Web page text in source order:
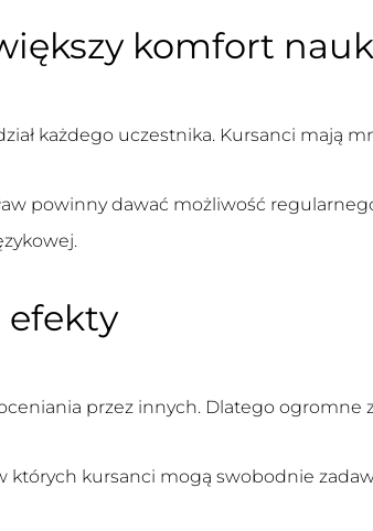
komfort
każdego uczestnika. Kursanci mają
powinny dawać możliwość
efekty
przez innych. Dlatego
których kursanci mogą swobodnie